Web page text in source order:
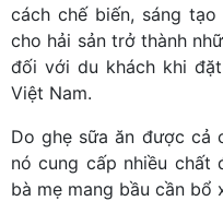
cách chế biến, sáng
cho hải sản trở thành
đối với du khách khi
Việt Nam.
Do ghẹ sữa ăn được cả
nó cung cấp nhiều
bà mẹ mang bầu cần bổ